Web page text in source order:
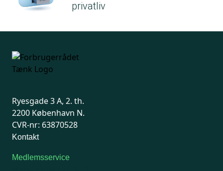
privatliv
Ryesgade 3 A, 2. th.
2200 København N.
CVR-nr: 63870528
Kontakt
Medlemsservice